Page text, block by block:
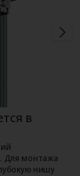
в
Для монтажа
нишу